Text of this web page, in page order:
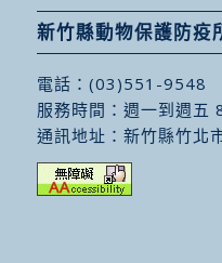
新竹縣動物保護防疫
電話： (03)551-9548
服務時間：週一到週五
通訊地址： 新竹縣竹北